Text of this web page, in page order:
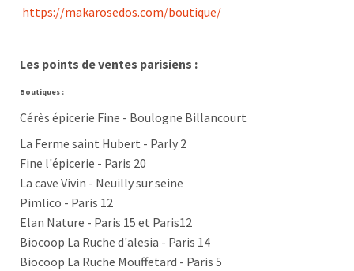
https://makarosedos.com/boutique/
Les points de ventes parisiens :
Boutiques :
Cérès épicerie Fine - Boulogne Billancourt
La Ferme saint Hubert - Parly 2
Fine l'épicerie - Paris 20
La cave Vivin - Neuilly sur seine
Pimlico - Paris 12
Elan Nature - Paris 15 et Paris12
Biocoop La Ruche d'alesia - Paris 14
Biocoop La Ruche Mouffetard - Paris 5